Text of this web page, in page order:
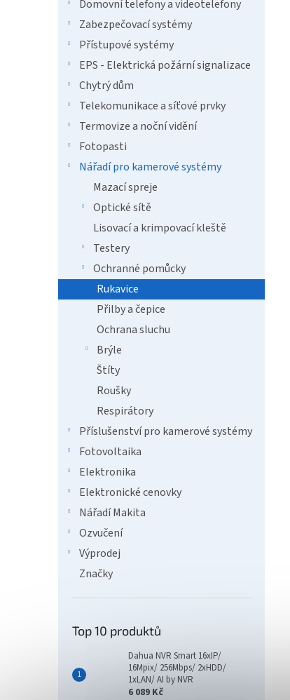
Domovní telefony a videotelefony
Zabezpečovací systémy
Přístupové systémy
EPS - Elektrická požární signalizace
Chytrý dům
Telekomunikace a síťové prvky
Termovize a noční vidění
Fotopasti
Nářadí pro kamerové systémy
Mazací spreje
Optické sítě
Lisovací a krimpovací kleště
Testery
Ochranné pomůcky
Rukavice
Přilby a čepice
Ochrana sluchu
Brýle
Štíty
Roušky
Respirátory
Příslušenství pro kamerové systémy
Fotovoltaika
Elektronika
Elektronické cenovky
Nářadí Makita
Ozvučení
Výprodej
Značky
Top 10 produktů
Dahua NVR Smart 16xIP/
16Mpix/ 256Mbps/ 2xHDD/
1xLAN/ AI by NVR
6 089 Kč